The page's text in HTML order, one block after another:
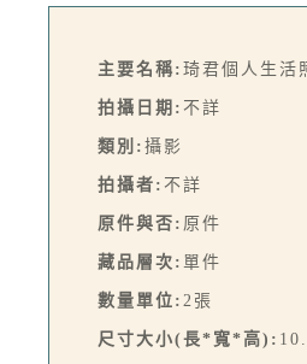
主要名稱: 琦君個人生活
拍攝日期: 不詳
類別: 攝影
拍攝者: 不詳
原件與否: 原件
藏品層次: 單件
數量單位: 2張
尺寸大小(長*寬*高):